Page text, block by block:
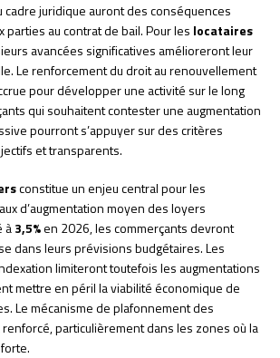
cadre juridique auront des conséquences
parties au contrat de bail. Pour les locataires
avancées significatives amélioreront leur
Le renforcement du droit au renouvellement
pour développer une activité sur le long
qui souhaitent contester une augmentation
pourront s’appuyer sur des critères
et transparents.
constitue un enjeu central pour les
d’augmentation moyen des loyers
à3,5%en 2026, les commerçants devront
dans leurs prévisions budgétaires. Les
limiteront toutefois les augmentations
mettre en péril la viabilité économique de
Le mécanisme de plafonnement des
particulièrement dans les zones où la